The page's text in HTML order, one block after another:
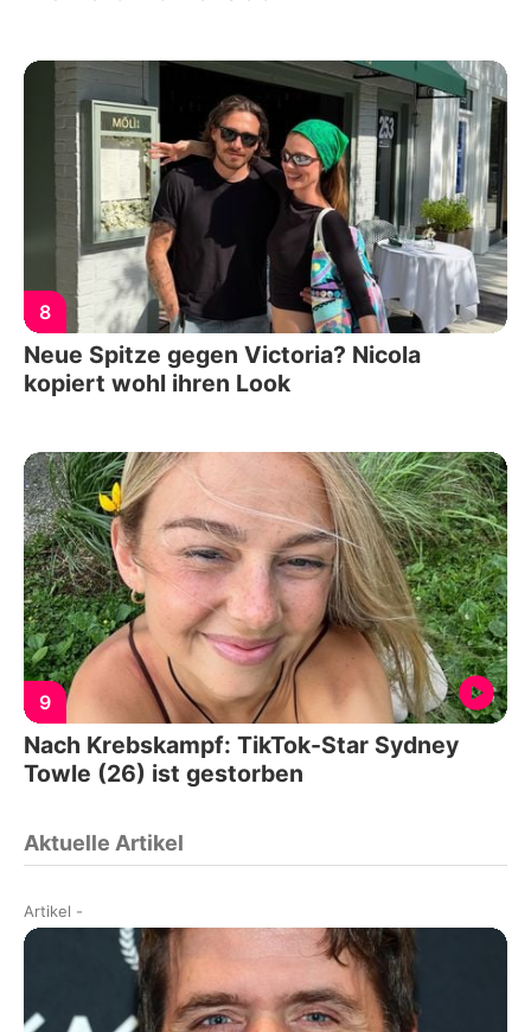
8
Neue Spitze gegen Victoria? Nicola
kopiert wohl ihren Look
9
Nach Krebskampf: TikTok-Star Sydney
Towle (26) ist gestorben
Aktuelle Artikel
Artikel -